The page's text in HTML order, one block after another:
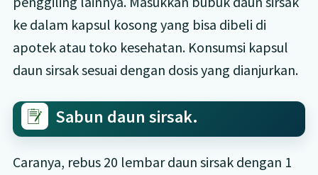
ke dalam kapsul kosong yang bisa dibeli di
apotek atau toko kesehatan. Konsumsi kapsul
daun sirsak sesuai dengan dosis yang dianjurkan.
Sabun daun sirsak.
Caranya, rebus 20 lembar daun sirsak dengan 1